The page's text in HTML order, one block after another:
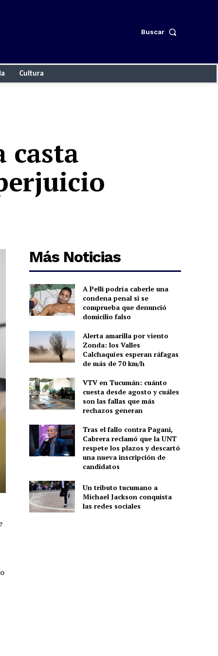
Buscar
Cultura
casta
Más Noticias
A Pelli podría caberle una
condena penal si se
comprueba que denunció
domicilio falso
Alerta amarilla por viento
Zonda: los Valles
Calchaquíes esperan ráfagas
de más de 70 km/h
VTV en Tucumán: cuánto
cuesta desde agosto y cuáles
son las fallas que más
rechazos generan
Tras el fallo contra Pagani,
Cabrera reclamó que la UNT
respete los plazos y descartó
una nueva inscripción de
candidatos
Un tributo tucumano a
Michael Jackson conquista
las redes sociales